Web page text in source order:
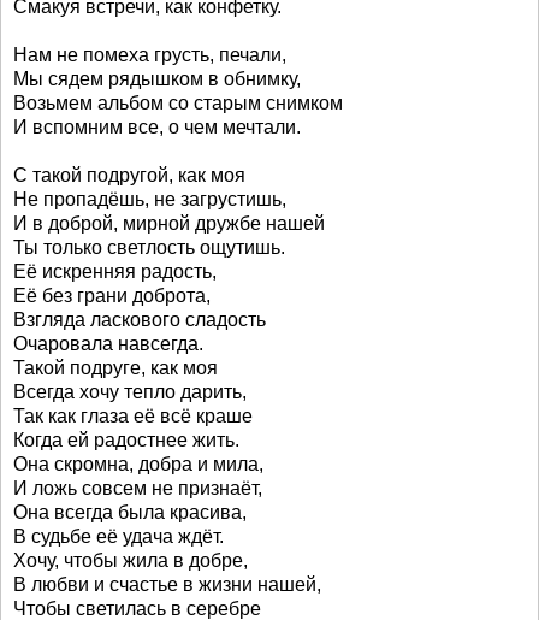
Смакуя встречи, как конфетку.
Нам не помеха грусть, печали,
Мы сядем рядышком в обнимку,
Возьмем альбом со старым снимком
И вспомним все, о чем мечтали.
С такой подругой, как моя
Не пропадёшь, не загрустишь,
И в доброй, мирной дружбе нашей
Ты только светлость ощутишь.
Её искренняя радость,
Её без грани доброта,
Взгляда ласкового сладость
Очаровала навсегда.
Такой подруге, как моя
Всегда хочу тепло дарить,
Так как глаза её всё краше
Когда ей радостнее жить.
Она скромна, добра и мила,
И ложь совсем не признаёт,
Она всегда была красива,
В судьбе её удача ждёт.
Хочу, чтобы жила в добре,
В любви и счастье в жизни нашей,
Чтобы светилась в серебре